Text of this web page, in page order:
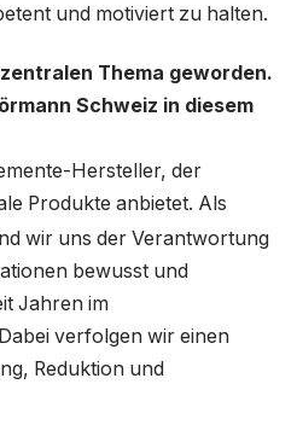
und motiviert zu halten.
Thema geworden.
Schweiz in diesem
Hersteller, der
Produkte anbietet. Als
wir uns der Verantwortung
bewusst und
Jahren im
verfolgen wir einen
Reduktion und